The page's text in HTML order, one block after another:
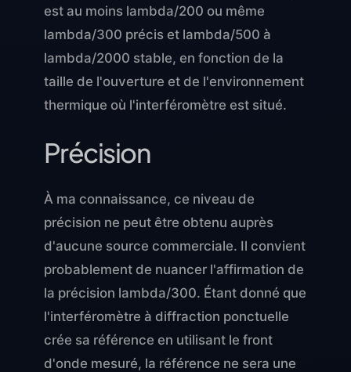
est au moins lambda/200 ou même
lambda/300 précis et lambda/500 à
lambda/2000 stable, en fonction de la
taille de l'ouverture et de l'environnement
thermique où l'interféromètre est situé.
Précision
À ma connaissance, ce niveau de
précision ne peut être obtenu auprès
d'aucune source commerciale. Il convient
probablement de nuancer l'affirmation de
la précision lambda/300. Étant donné que
l'interféromètre à diffraction ponctuelle
crée sa référence en utilisant le front
d'onde mesuré, la référence ne sera une